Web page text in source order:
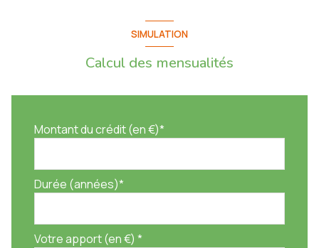
SIMULATION
Calcul des mensualités
Montant du crédit (en €)*
Durée (années)*
Votre apport (en €) *